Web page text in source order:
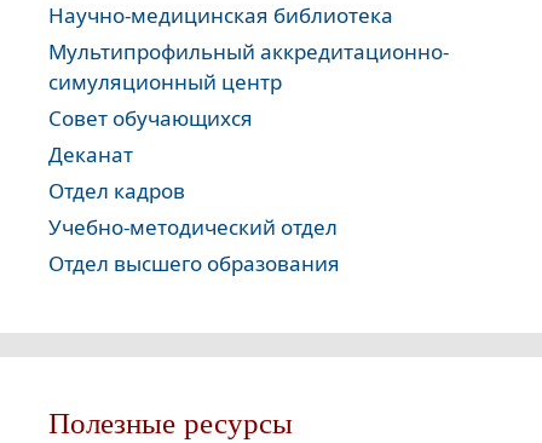
Научно-медицинская библиотека
Мультипрофильный аккредитационно-
симуляционный центр
Совет обучающихся
Деканат
Отдел кадров
Учебно-методический отдел
Отдел высшего образования
Полезные ресурсы